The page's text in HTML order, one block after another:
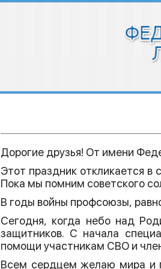
Дорогие друзья! От имени
Этот праздник откликается в
Пока мы помним советского
В годы войны профсоюзы,
Сегодня, когда небо над
защитников. С начала
помощи участникам СВО и
Всем сердцем желаю мира и